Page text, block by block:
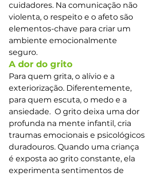
cuidadores. Na comunicação não
violenta, o respeito e o afeto são
elementos-chave para criar um
ambiente emocionalmente
seguro.
A dor do grito
Para quem grita, o alívio e a
exteriorização. Diferentemente,
para quem escuta, o medo e a
ansiedade.  O grito deixa uma dor
profunda na mente infantil, cria
traumas emocionais e psicológicos
duradouros. Quando uma criança
é exposta ao grito constante, ela
experimenta sentimentos de